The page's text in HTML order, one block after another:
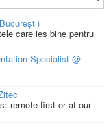
care ies bine pentru
Specialist @
remote-first or at our